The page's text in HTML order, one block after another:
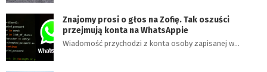
Znajomy prosi o głos na Zofię. Tak oszuści
przejmują konta na WhatsAppie
Wiadomość przychodzi z konta osoby zapisanej w…